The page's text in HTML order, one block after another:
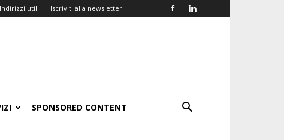
Indirizzi utili Iscriviti alla newsletter
SPONSORED CONTENT